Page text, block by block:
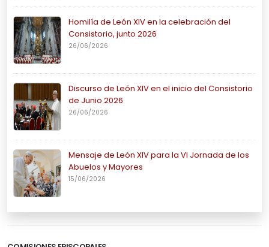
Homilía de León XIV en la celebración del
Consistorio, junto 2026
26/06/2026
Discurso de León XIV en el inicio del Consistorio
de Junio 2026
26/06/2026
Mensaje de León XIV para la VI Jornada de los
Abuelos y Mayores
15/06/2026